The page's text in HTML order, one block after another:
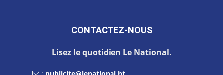
CONTACTEZ-NOUS
Lisez le quotidien Le National.